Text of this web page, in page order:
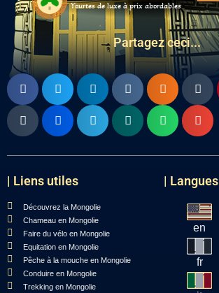
Yourtes de luxe à prix abordables
Partagez ceci...
| Liens utiles
Découvrez la Mongolie
Chameau en Mongolie
Faire du vélo en Mongolie
Equitation en Mongolie
Pêche à la mouche en Mongolie
Conduire en Mongolie
Trekking en Mongolie
| Langues
en
fr